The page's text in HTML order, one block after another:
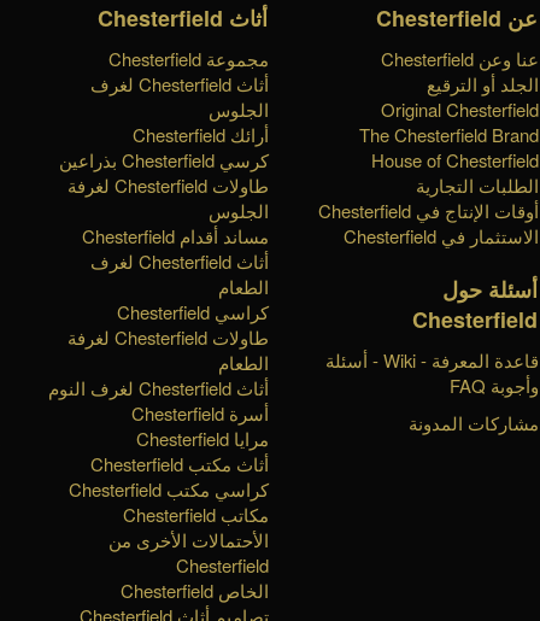
أثاث Chesterfield
مجموعة Chesterfield
أثاث Chesterfield لغرف
الجلوس
أرائك Chesterfield
كرسي Chesterfield بذراعين
طاولات Chesterfield لغرفة
الجلوس
مساند أقدام Chesterfield
أثاث Chesterfield لغرف
الطعام
كراسي Chesterfield
طاولات Chesterfield لغرفة
الطعام
أثاث Chesterfield لغرف النوم
أسرة Chesterfield
مرايا Chesterfield
أثاث مكتب Chesterfield
كراسي مكتب Chesterfield
مكاتب Chesterfield
الأحتمالات الأخرى من
Chesterfield
الخاص Chesterfield
عن Chesterfield
عنا وعن Chesterfield
الجلد أو الترقيع
Original Chesterfield
The Chesterfield Brand
House of Chesterfield
الطلبات التجارية
أوقات الإنتاج في Chesterfield
الاستثمار في Chesterfield
أسئلة حول
Chesterfield
قاعدة المعرفة - Wiki - أسئلة
وأجوبة FAQ
مشاركات المدونة